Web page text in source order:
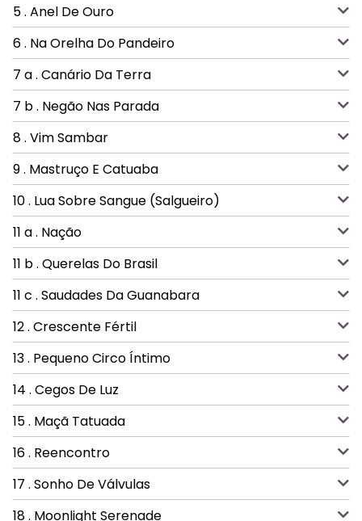
5 . Anel De Ouro
6 . Na Orelha Do Pandeiro
7 a . Canário Da Terra
7 b . Negão Nas Parada
8 . Vim Sambar
9 . Mastruço E Catuaba
10 . Lua Sobre Sangue (Salgueiro)
11 a . Nação
11 b . Querelas Do Brasil
11 c . Saudades Da Guanabara
12 . Crescente Fértil
13 . Pequeno Circo Íntimo
14 . Cegos De Luz
15 . Maçã Tatuada
16 . Reencontro
17 . Sonho De Válvulas
18 . Moonlight Serenade